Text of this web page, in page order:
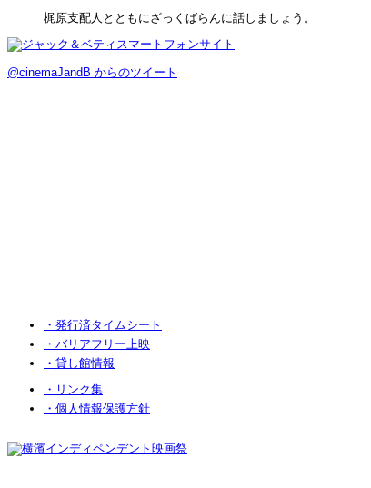
梶原支配人とともにざっくばらんに話しましょう。
@cinemaJandB からのツイート
・発行済タイムシート
・バリアフリー上映
・貸し館情報
・リンク集
・個人情報保護方針